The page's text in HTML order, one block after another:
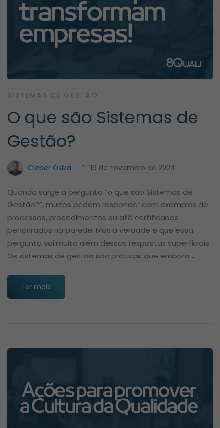
SISTEMAS DE GESTÃO
O que são Sistemas de
Gestão?
Cleber Osika 19 de novembro de 2024
Quando surge a pergunta “o que são Sistemas de
Gestão?”, muitos podem responder com exemplos de
processos, procedimentos ou até certificados
pendurados na parede. Mas a verdade é que essa
pergunta vai muito além dessas respostas superficiais.
Os sistemas de gestão são práticas que embora …
Ler mais